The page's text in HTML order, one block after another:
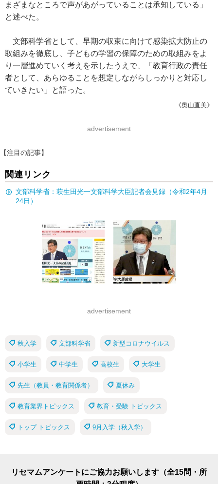
まざまなところで声があがっていることは承知している」
と述べた。
文部科学省として、早期の収束に向けて感染拡大防止の
取組みを徹底し、子どもの学習の保障のための取組みをよ
り一層進めていく考えを示したうえで、「教育行政の責任
者として、あらゆることを想定しながらしっかりと対応し
ていきたい」と語った。
《奥山直美》
advertisement
【注目の記事】
関連リンク
文部科学省：萩生田光一文部科学大臣記者会見録（令和2年4月
24日）
advertisement
秋入学 文部科学省 新型コロナウイルス
小学生 中学生 高校生 大学生
先生（教員・教育関係者） 夏休み
教育業界トピックス 教育・受験 トピックス
トップ トピックス 9月入学（秋入学）
リセマムアンケートにご協力お願いします（全15問・所